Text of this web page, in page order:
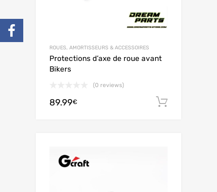
ROUES, AMORTISSEURS & ACCESSOIRES
Protections d’axe de roue avant
Bikers
(0 reviews)
89.99€